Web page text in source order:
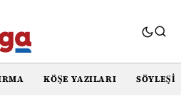
KÖŞE YAZILARI SÖYLEŞI